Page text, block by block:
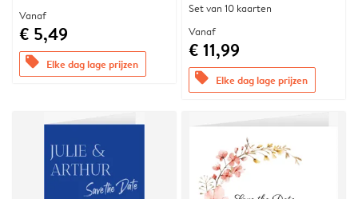
Vanaf
€ 5,49
offers Elke dag lage prijzen
Set van 10 kaarten
Vanaf
€ 11,99
offers Elke dag lage prijzen